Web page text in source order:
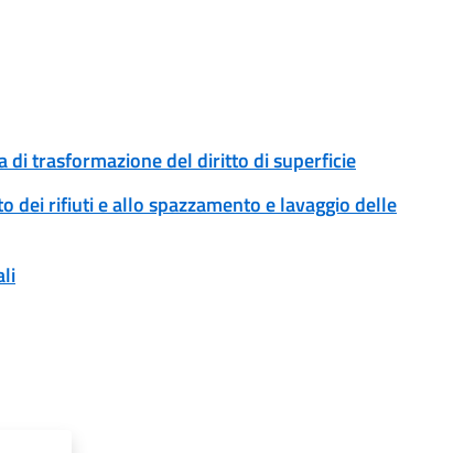
di trasformazione del diritto di superficie
dei rifiuti e allo spazzamento e lavaggio delle